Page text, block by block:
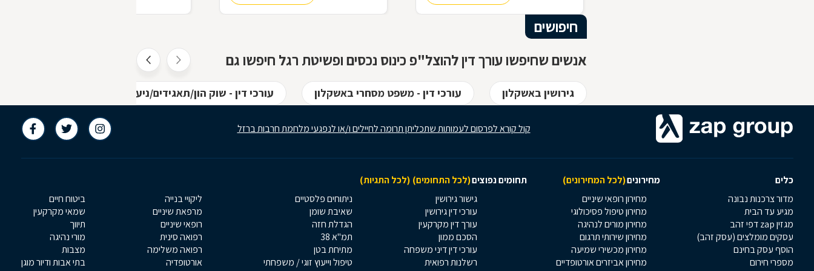
עובד? כל התשובות בכתבה שלפניכם
חיפושים
אנשים שחיפשו עורך דין להוצל"פ כינוס נכסים ופשיטת רגל חיפשו גם
גירושין באשקלון עורכי דין - משפט מסחרי באשקלון עורכי דין - שוק הון/תאגידים/ניע באשקלון
קול קורא לפרסום לעמותות שתכליתן תרומה לחיילים ו/או לנפגעי מלחמת חרבות ברזל
כלים מחירונים(לכל המחירונים) תחומים נפוצים(לכל התחומים) (לכל התגיות)
מדור צרכנות נבונה
מגיע עד הבית
מגזין zap דפי זהב
עסקים מומלצים (עסק זהב)
הוסף עסק בחינם
מספרי חירום
מחירון רופאי שיניים
מחירון טיפול פסיכולוגי
מחירון מורים לנהיגה
מחירון שירותי תרגום
מחירון מכשירי שמיעה
מחירון אביזרים אורטופדיים
גישור גירושין
עורכי דין גירושין
עורך דין מקרקעין
הסכם ממון
עורכי דין דיני משפחה
רשלנות רפואית
ניתוחים פלסטיים
שאיבת שומן
הגדלת חזה
תמ"א 38
מתיחת בטן
טיפול וייעוץ זוגי / משפחתי
ליקויי בנייה
מרפאת שיניים
רופאי שיניים
רפואה סינית
רפואה משלימה
אורטופדיה
ביטוח חיים
שמאי מקרקעין
תיווך
מורי נהיגה
מצבות
בתי אבות ודיור מוגן